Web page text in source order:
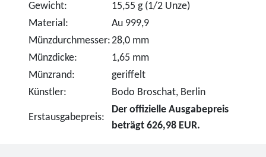
Gewicht:
15,55 g (1/2 Unze)
Material:
Au 999,9
Münzdurchmesser:28,0 mm
Münzdicke:
1,65 mm
Münzrand:
geriffelt
Künstler:
Bodo Broschat, Berlin
Erstausgabepreis:
Der offizielle Ausgabepreis
beträgt 626,98 EUR.